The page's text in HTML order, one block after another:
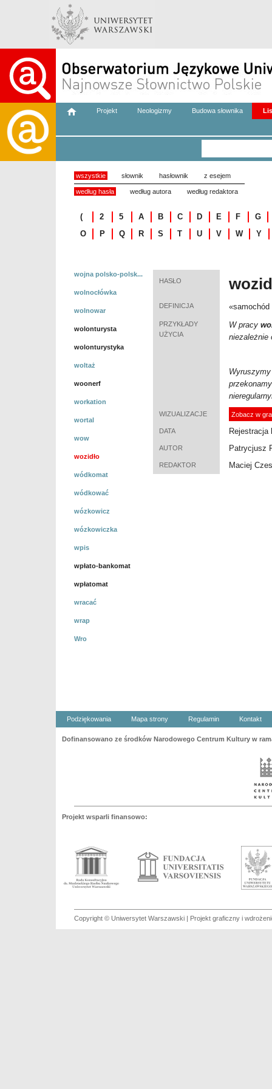
Projekt Neologizmy Budowa słownika
wszystkie słownik hasłownik z esejem
według hasła według autora według redaktora
( 2 5 A B C D E F
G
O
P Q R S T U V W Y
wojna polsko-polsk...
wolnocłówka
wolnowar
wolonturysta
wolonturystyka
woltaż
woonerf
workation
wortal
wow
wozidło
wódkomat
wódkować
wózkowicz
wózkowiczka
wpis
wpłato-bankomat
wpłatomat
wracać
wrap
Wro
HASŁO
DEFINICJA «samochód
PRZYKŁADY
UŻYCIA
W pracy
niezależnie
WIZUALIZACJE Zobacz w
DATA Rejestracja
AUTOR Patrycjusz
REDAKTOR Maciej
Podziękowania Mapa strony Regulamin Kontakt
Dofinansowano ze środków Narodowego Centrum Kultury w
Projekt wsparli finansowo:
Copyright © Uniwersytet Warszawski | Projekt graficzny i